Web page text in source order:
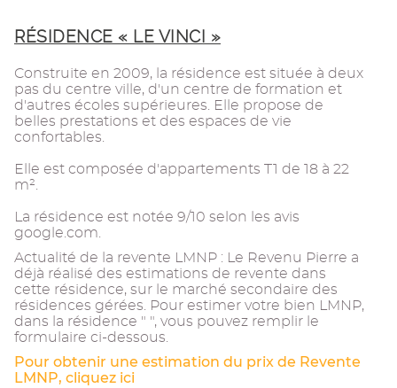
RÉSIDENCE « LE VINCI »
Construite en 2009, la résidence est située à deux
pas du centre ville, d'un centre de formation et
d'autres écoles supérieures. Elle propose de
belles prestations et des espaces de vie
confortables.
Elle est composée d'appartements T1 de 18 à 22
m².
La résidence est notée 9/10 selon les avis
google.com.
Actualité de la revente LMNP : Le Revenu Pierre a
déjà réalisé des estimations de revente dans
cette résidence, sur le marché secondaire des
résidences gérées. Pour estimer votre bien LMNP,
dans la résidence " ", vous pouvez remplir le
formulaire ci-dessous.
Pour obtenir une estimation du prix de Revente
LMNP, cliquez ici